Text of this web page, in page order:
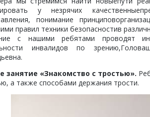
у незрячих
понимание
правил техники безопасностив
с нашими ребятами проводят
инвалидов по
занятие «Знакомство с тростью».
а также способами держания трости.